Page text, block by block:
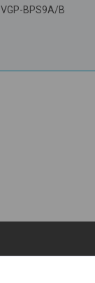
BPS9A/B